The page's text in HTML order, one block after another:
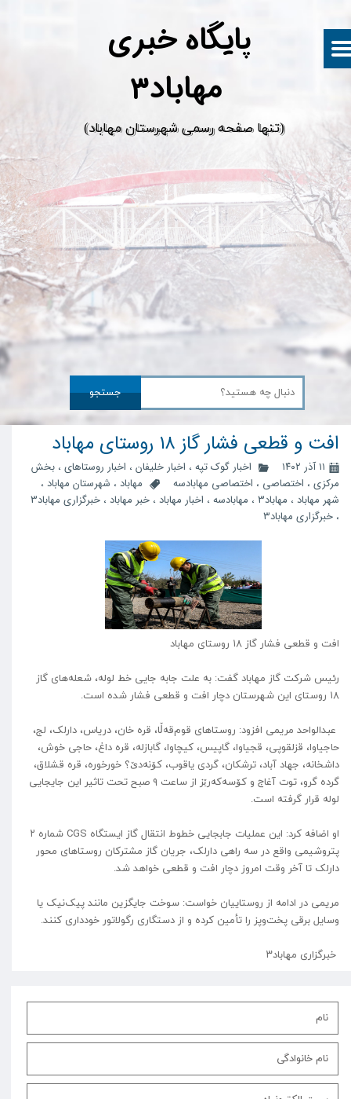
پایگاه خبری
​(تنها صفحه رسمی شهرستان مهاباد)
جستجو
افت و قطعی فشار گاز ۱۸ روستای مهاباد
۱۱ آذر ۱۴۰۲ اخبار گوک تپه ، اخبار خلیفان ، اخبار روستاهای ، بخش
مرکزی ، اختصاصی ، اختصاصی مهابادسه مهاباد ، شهرستان مهاباد ،
شهر مهاباد ، مهاباد3 ، مهابادسه ، اخبار مهاباد ، خبر مهاباد ، خبرگزاری مهاباد3
، خبرگزاری مهاباد۳
افت و قطعی فشار گاز ۱۸ روستای مهاباد
رئیس شرکت گاز مهاباد گفت: به علت جابه جایی خط لوله، شعله‌های گاز
۱۸ روستای این شهرستان دچار افت و قطعی فشار شده است.
عبدالواحد مریمی افزود: روستا‌های قوم‌قەڵا، قره خان، دریاس، دارلک، لج،
حاجیاوا، قزلقوپی، قجیاوا، گاپیس، کیچاوا، گابازله، قره داغ، حاجی خوش،
داشخانه، جهاد آباد، ترشکان، گردی یاقوب، کۆنەدێ؟ خورخوره، قره قشلاق،
گرده گرو، توت آغاج و کۆسەکەرێز از ساعت ۹ صبح تحت تاثیر این جایجایی
لوله قرار گرفته است.
او اضافه کرد: این عملیات جابجایی خطوط انتقال گاز ایستگاه CGS شماره ۲
پتروشیمی واقع در سه راهی دارلک، جریان گاز مشترکان روستا‌های محور
دارلک تا آخر وقت امروز دچار افت و قطعی خواهد شد.
مریمی در ادامه از روستاییان خواست: سوخت جایگزین مانند پیک‌نیک یا
وسایل برقی پخت‌وپز را تأمین کرده و از دستگاری رگولاتور خودداری کنند.
خبرگزاری مهاباد۳